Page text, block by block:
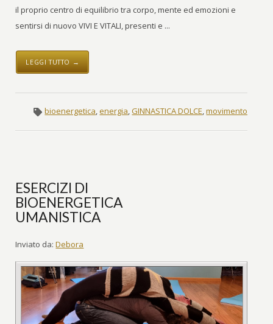
il proprio centro di equilibrio tra corpo, mente ed emozioni e
sentirsi di nuovo VIVI E VITALI, presenti e ...
LEGGI TUTTO →
bioenergetica,energia,GINNASTICA DOLCE,movimento
ESERCIZI DI
BIOENERGETICA
UMANISTICA
Inviato da: Debora